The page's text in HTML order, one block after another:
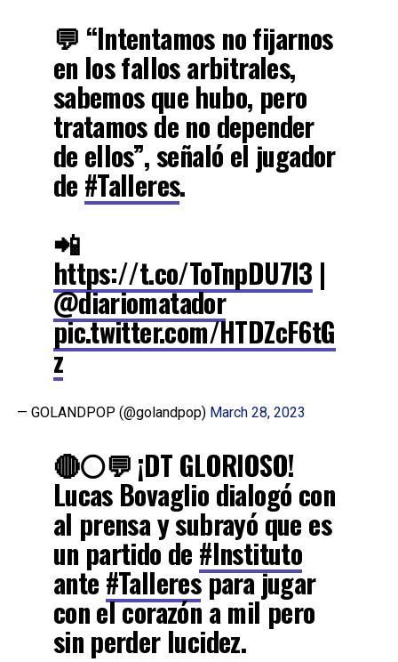
💬 “Intentamos no fijarnos
en los fallos arbitrales,
sabemos que hubo, pero
tratamos de no depender
de ellos”, señaló el jugador
de #Talleres.
📲
https://t.co/ToTnpDU7l3 |
@diariomatador
pic.twitter.com/HTDZcF6tG
z
— GOLANDPOP (@golandpop) March 28, 2023
🔴⚪️💬 ¡DT GLORIOSO!
Lucas Bovaglio dialogó con
al prensa y subrayó que es
un partido de #Instituto
ante #Tallerespara jugar
con el corazón a mil pero
sin perder lucidez.